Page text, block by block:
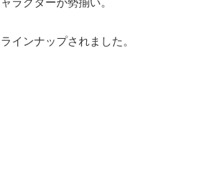
ラクターが勢揃い。
インナップされました。